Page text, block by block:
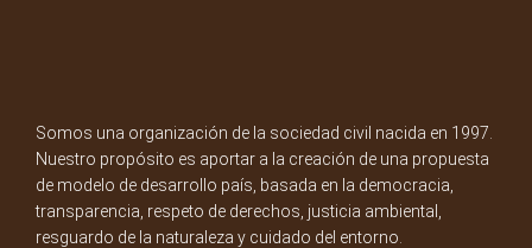
Somos una organización de la sociedad civil nacida en 1997.
Nuestro propósito es aportar a la creación de una propuesta
de modelo de desarrollo país, basada en la democracia,
transparencia, respeto de derechos, justicia ambiental,
resguardo de la naturaleza y cuidado del entorno.